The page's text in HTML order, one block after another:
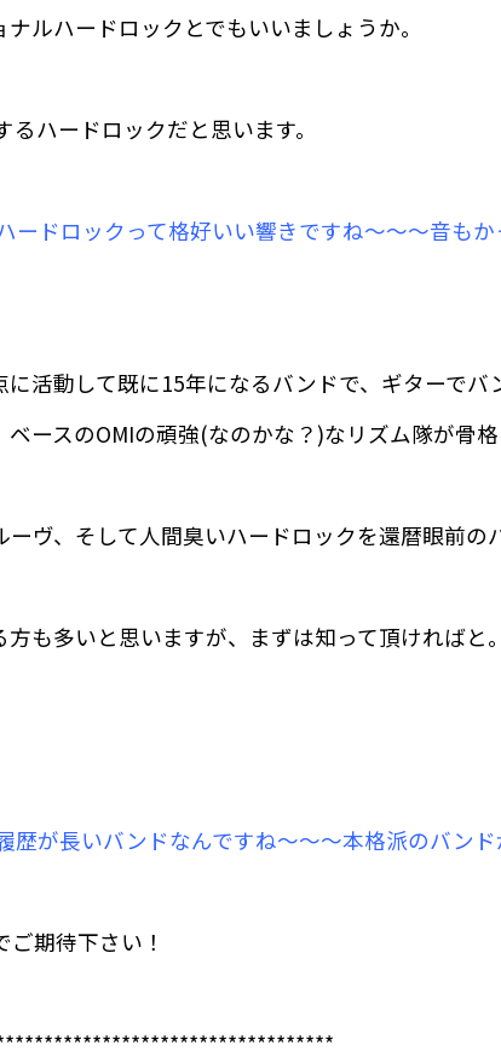
ルハードロックとでもいいましょうか。
ハードロックだと思います。
ドロックって格好いい響きですね〜〜〜音も
活動して既に15年になるバンドで、ギターで
ースのOMIの頑強(なのかな？)なリズム隊が骨
ヴ、そして人間臭いハードロックを還暦眼前
も多いと思いますが、まずは知って頂ければと。
が長いバンドなんですね〜〜〜本格派のバン
期待下さい！